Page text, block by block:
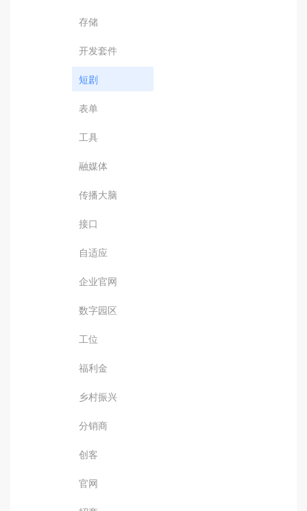
存储
开发套件
短剧
表单
工具
融媒体
传播大脑
接口
自适应
企业官网
数字园区
工位
福利金
乡村振兴
分销商
创客
官网